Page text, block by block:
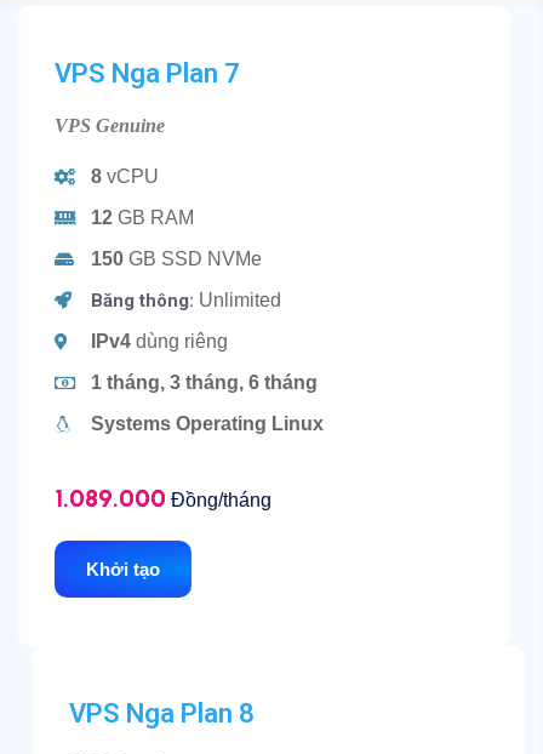
VPS Nga Plan 7
VPS Genuine
8 vCPU
12GB RAM
150GB SSD NVMe
Băng thông: Unlimited
IPv4dùng riêng
1 tháng, 3 tháng, 6 tháng
Systems Operating Linux
Khởi tạo
1.089.000 Đồng/tháng
VPS Nga Plan 8